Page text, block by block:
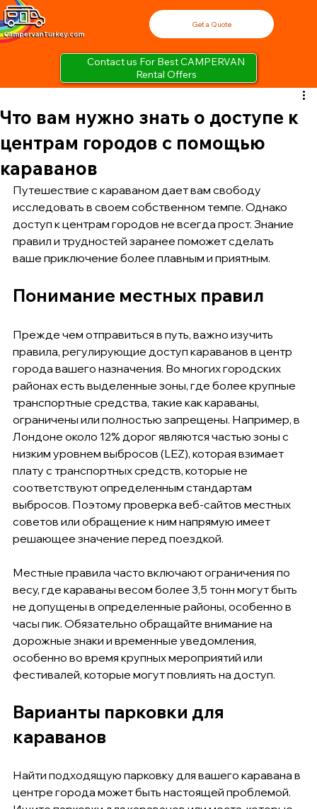
Contact us For Best CAMPERVAN
Rental Offers
Get a Quote
Что вам нужно знать о доступе к
центрам городов с помощью
караванов
Путешествие с караваном дает вам свободу
исследовать в своем собственном темпе. Однако
доступ к центрам городов не всегда прост. Знание
правил и трудностей заранее поможет сделать
ваше приключение более плавным и приятным.
Понимание местных правил
Прежде чем отправиться в путь, важно изучить
правила, регулирующие доступ караванов в центр
города вашего назначения. Во многих городских
районах есть выделенные зоны, где более крупные
транспортные средства, такие как караваны,
ограничены или полностью запрещены. Например, в
Лондоне около 12% дорог являются частью зоны с
низким уровнем выбросов (LEZ), которая взимает
плату с транспортных средств, которые не
соответствуют определенным стандартам
выбросов. Поэтому проверка веб-сайтов местных
советов или обращение к ним напрямую имеет
решающее значение перед поездкой.
Местные правила часто включают ограничения по
весу, где караваны весом более 3,5 тонн могут быть
не допущены в определенные районы, особенно в
часы пик. Обязательно обращайте внимание на
дорожные знаки и временные уведомления,
особенно во время крупных мероприятий или
фестивалей, которые могут повлиять на доступ.
Варианты парковки для
караванов
Найти подходящую парковку для вашего каравана в
центре города может быть настоящей проблемой.